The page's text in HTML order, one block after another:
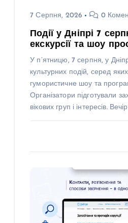
7 Серпня, 2026 0
Події у Дніпрі 7
екскурсії та шоу
У п’ятницю, 7 серпня, у
культурних подій, серед
гумористичне шоу та
Організатори підготували
вікових груп і інтересів.